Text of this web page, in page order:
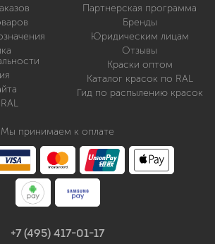
Партнерская программа
Бренды
Юридическим лицам
Отзывы
Краски оптом
Каталог красок по RAL
Гид по распылению красок
Мы принимаем к оплате
+7 (495) 417-01-17